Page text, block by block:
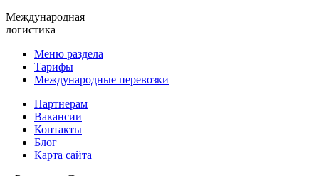
Международная
логистика
Меню раздела
Тарифы
Международные перевозки
Партнерам
Вакансии
Контакты
Блог
Карта сайта